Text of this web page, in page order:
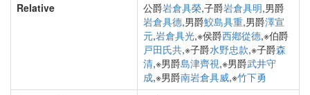
Relative
公爵岩倉具榮,子爵岩倉具明,男爵
岩倉具德,男爵鮫島具重,男爵澤宣
元,岩倉具光,※侯爵西鄕從德,※伯爵
戸田氏共,※子爵水野忠款,※子爵森
清,※男爵島津齊視,※男爵武井守
成,※男爵南岩倉具威,※竹下勇